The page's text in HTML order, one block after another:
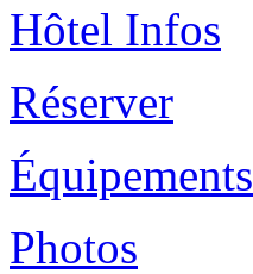
Hôtel Infos
Réserver
Équipements
Photos